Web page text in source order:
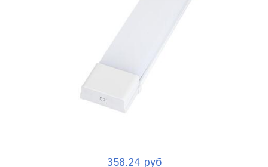
358.24 руб